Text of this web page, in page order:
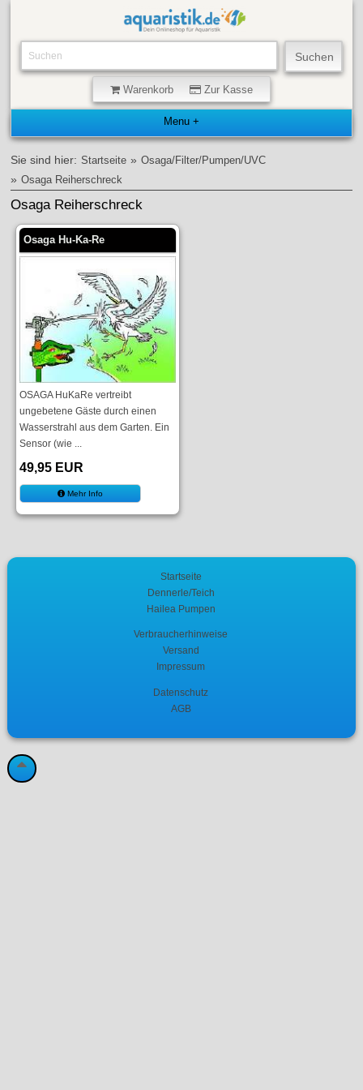
Warenkorb Zur Kasse
Sie sind hier: Startseite » Osaga/Filter/Pumpen/UVC
» Osaga Reiherschreck
Osaga Reiherschreck
Osaga Hu-Ka-Re
OSAGA HuKaRe vertreibt
ungebetene Gäste durch einen
Wasserstrahl aus dem Garten. Ein
Sensor (wie ...
49,95 EUR
Mehr Info
Startseite
Dennerle/Teich
Hailea Pumpen
Verbraucherhinweise
Versand
Impressum
Datenschutz
AGB